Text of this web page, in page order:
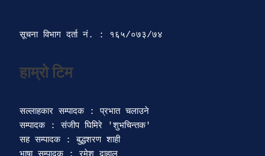
सूचना विभाग दर्ता‍ नं. : १६५/०७३/७४
हाम्रो टिम
सल्लाहकार सम्पादक : प्रभात चलाउने
सम्पादक : संजीप घिमिरे 'शुभचिन्तक'
सह सम्पादक : बुद्धशरण शाही